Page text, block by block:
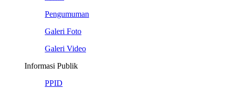
Pengumuman
Galeri Foto
Galeri Video
Informasi Publik
PPID